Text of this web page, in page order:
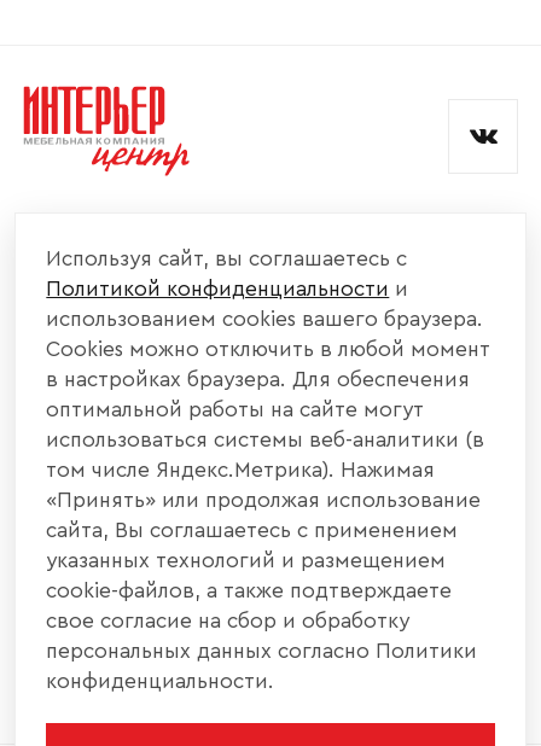
КАТАЛОГ МЕБЕЛИ
ИНФОРМАЦИЯ
НАШИ КОНТАКТЫ
+7 800 700 20 58
440004, г. Пенза, ул. Рябова, д. 31
info@interier-center.ru
Согласен с
и обработкой данных.
Используя сайт, вы соглашаетесь с
Политикой конфиденциальности и
использованием cookies вашего браузера.
Cookies можно отключить в любой момент
в настройках браузера. Для обеспечения
оптимальной работы на сайте могут
использоваться системы веб-аналитики (в
том числе Яндекс.Метрика). Нажимая
«Принять» или продолжая использование
сайта, Вы соглашаетесь с применением
указанных технологий и размещением
cookie-файлов, а также подтверждаете
свое согласие на сбор и обработку
персональных данных согласно Политики
конфиденциальности.